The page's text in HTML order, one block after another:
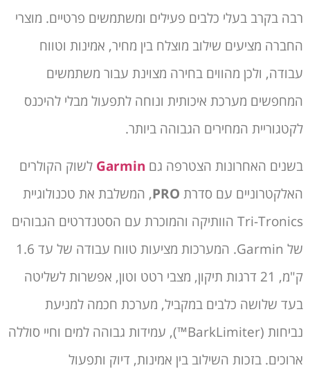
רבה בקרב בעלי כלבים פעילים ומשתמשים פרטיים. מוצרי
החברה מציעים שילוב מוצלח בין מחיר, אמינות וטווח
עבודה, ולכן מהווים בחירה מצוינת עבור משתמשים
המחפשים מערכת איכותית ונוחה לתפעול מבלי להיכנס
לקטגוריית המחירים הגבוהה ביותר.
בשנים האחרונות הצטרפה גםGarminלשוק הקולרים
האלקטרוניים עם סדרתPRO, המשלבת את טכנולוגיית
Tri-Tronics הוותיקה והמוכרת עם הסטנדרטים הגבוהים
של Garmin. המערכות מציעות טווח עבודה של עד 1.6
ק"מ, 21 דרגות תיקון, מצבי רטט וטון, אפשרות לשליטה
בעד שלושה כלבים במקביל, מערכת חכמה למניעת
נביחות (BarkLimiter™), עמידות גבוהה למים וחיי סוללה
ארוכים. בזכות השילוב בין אמינות, דיוק ותפעול